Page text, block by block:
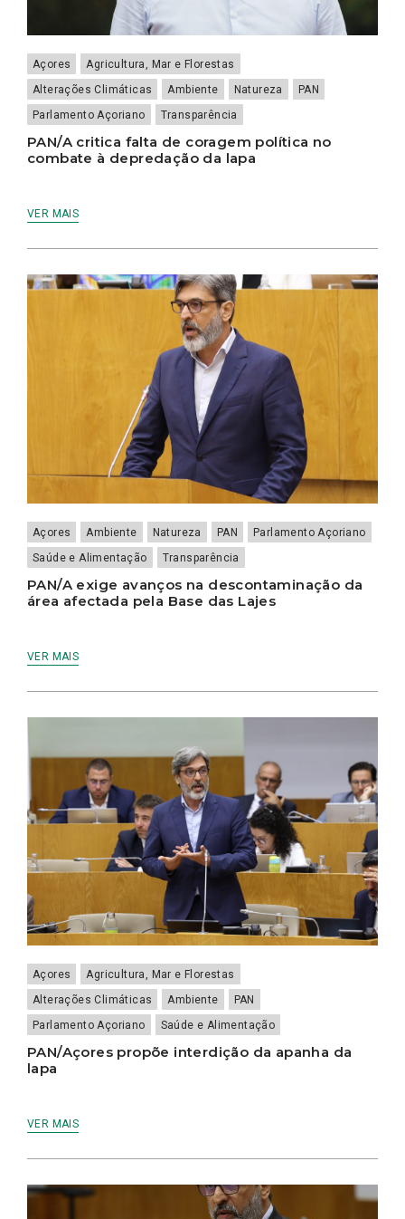
Açores
Agricultura, Mar e Florestas
Alterações Climáticas
Ambiente Natureza
PAN
Parlamento Açoriano
Transparência
PAN/A critica falta de coragem política no
combate à depredação da lapa
VER MAIS
Açores Ambiente Natureza PAN
Parlamento Açoriano
Saúde e Alimentação
Transparência
PAN/A exige avanços na descontaminação da
área afectada pela Base das Lajes
VER MAIS
Açores
Agricultura, Mar e Florestas
Alterações Climáticas
Ambiente
PAN
Parlamento Açoriano
Saúde e Alimentação
PAN/Açores propõe interdição da apanha da
lapa
VER MAIS